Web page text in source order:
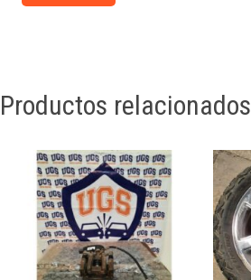
Productos relacionados